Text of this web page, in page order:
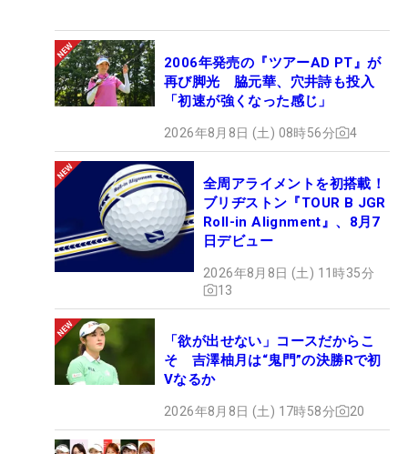
2006年発売の『ツアーAD PT』が
再び脚光 脇元華、穴井詩も投入
「初速が強くなった感じ」
2026年8月8日 (土) 08時56分 4
全周アライメントを初搭載！
ブリヂストン『TOUR B JGR
Roll-in Alignment』、8月7
日デビュー
2026年8月8日 (土) 11時35分
13
「欲が出せない」コースだからこ
そ 吉澤柚月は“鬼門”の決勝Rで初
Vなるか
2026年8月8日 (土) 17時58分 20